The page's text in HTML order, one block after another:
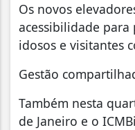
Os novos
acessibilidade para
idosos e visitantes
Gestão
Também nesta
de Janeiro e o